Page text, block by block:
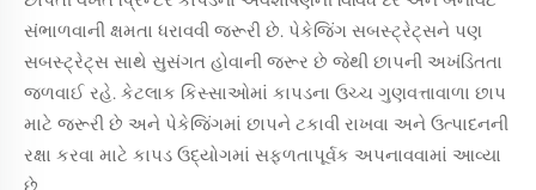
સંભાળવાની ક્ષમતા ધરાવવી જરૂરી છે. પેકેજિંગ સબસ્ટ્રેટ્સને પણ
સબસ્ટ્રેટ્સ સાથે સુસંગત હોવાની જરૂર છે જેથી છાપની અખંડિતતા
જળવાઈ રહે. કેટલાક કિસ્સાઓમાં કાપડના ઉચ્ચ ગુણવત્તાવાળા છાપ
માટે જરૂરી છે અને પેકેજિંગમાં છાપને ટકાવી રાખવા અને ઉત્પાદનની
રક્ષા કરવા માટે કાપડ ઉદ્યોગમાં સફળતાપૂર્વક અપનાવવામાં આવ્યા